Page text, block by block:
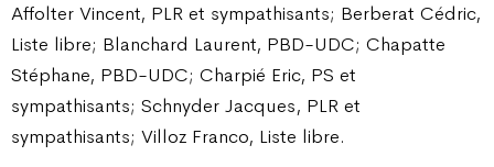
Affolter Vincent, PLR et sympathisants; Berberat Cédric,
Liste libre; Blanchard Laurent, PBD-UDC; Chapatte
Stéphane, PBD-UDC; Charpié Eric, PS et
sympathisants; Schnyder Jacques, PLR et
sympathisants; Villoz Franco, Liste libre.